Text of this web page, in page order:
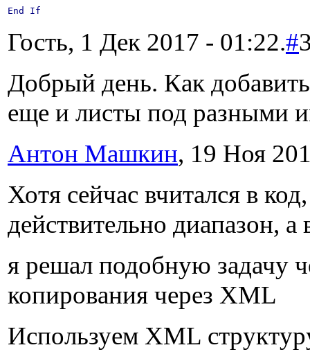
End
If
Гость, 1 Дек 2017 - 01:22.#
Добрый день. Как
еще и листы под разными
Антон Машкин, 19 Ноя
Хотя сейчас вчитался в
действительно диапазон, а
я решал подобную задачу
копирования через XML
Используем XML